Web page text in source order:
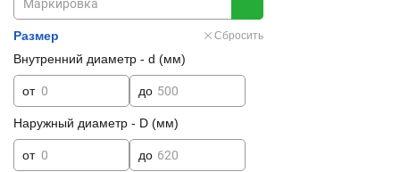
Размер Сбросить
Внутренний диаметр - d (мм)
от до
Наружный диаметр - D (мм)
от до